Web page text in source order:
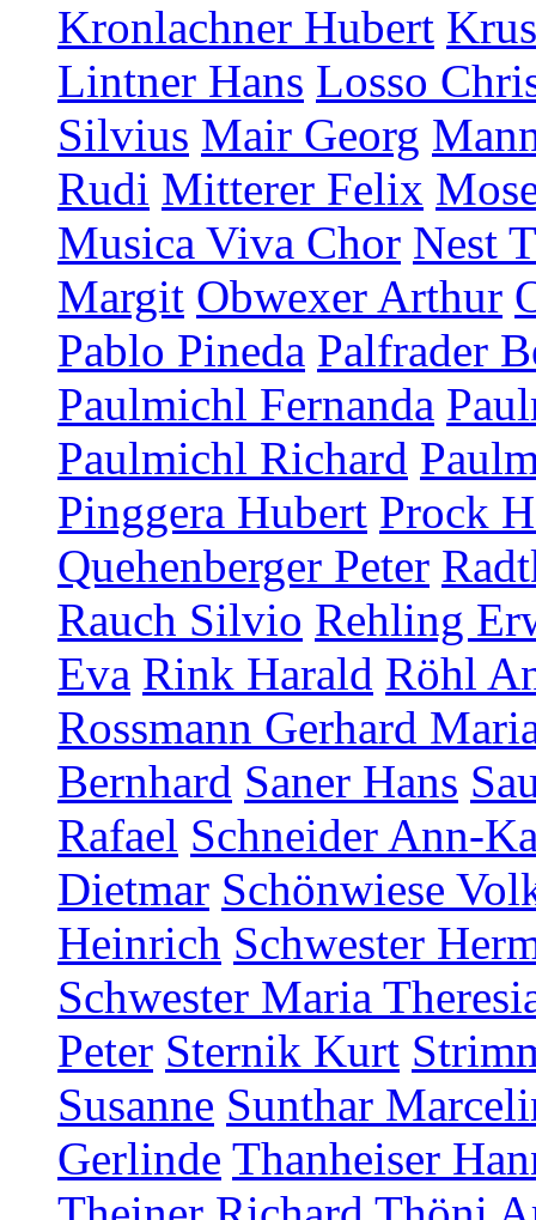
Kronlachner Hubert
Lintner Hans Losso
Silvius Mair Georg
Rudi Mitterer Felix
Musica Viva Chor Nest
Margit Obwexer Arthur
Pablo Pineda Palfrader
Paulmichl Fernanda
Paulmichl Richard
Pinggera Hubert Prock
Quehenberger Peter
Rauch Silvio Rehling
Eva Rink Harald Röhl
Rossmann Gerhard
Bernhard Saner Hans
Rafael Schneider Ann-
Dietmar Schönwiese
Heinrich Schwester
Schwester Maria
Peter Sternik Kurt
Susanne Sunthar
Gerlinde Thanheiser